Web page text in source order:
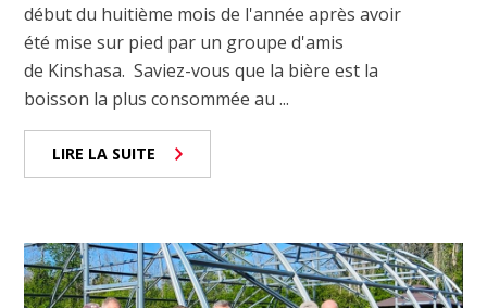
début du huitième mois de l'année après avoir
été mise sur pied par un groupe d'amis
de Kinshasa. Saviez-vous que la bière est la
boisson la plus consommée au ...
LIRE LA SUITE